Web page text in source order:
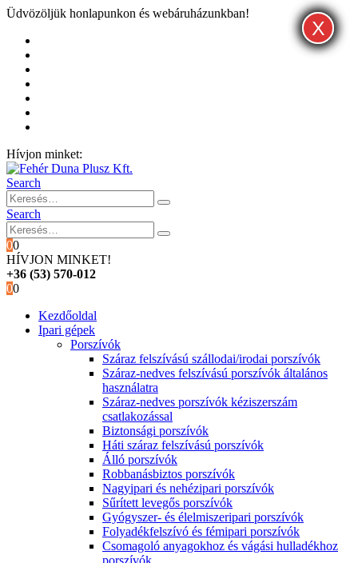
Üdvözöljük honlapunkon és webáruházunkban!
Hívjon minket:
Search
Search
00
HÍVJON MINKET!
+36 (53) 570-012
00
Kezdőoldal
Ipari gépek
Porszívók
Száraz felszívású szállodai/irodai porszívók
Száraz-nedves felszívású porszívók általános
használatra
Száraz-nedves porszívók kéziszerszám
csatlakozással
Biztonsági porszívók
Háti száraz felszívású porszívók
Álló porszívók
Robbanásbiztos porszívók
Nagyipari és nehézipari porszívók
Sűrített levegős porszívók
Gyógyszer- és élelmiszeripari porszívók
Folyadékfelszívó és fémipari porszívók
Csomagoló anyagokhoz és vágási hulladékhoz
porszívók
X
X
X